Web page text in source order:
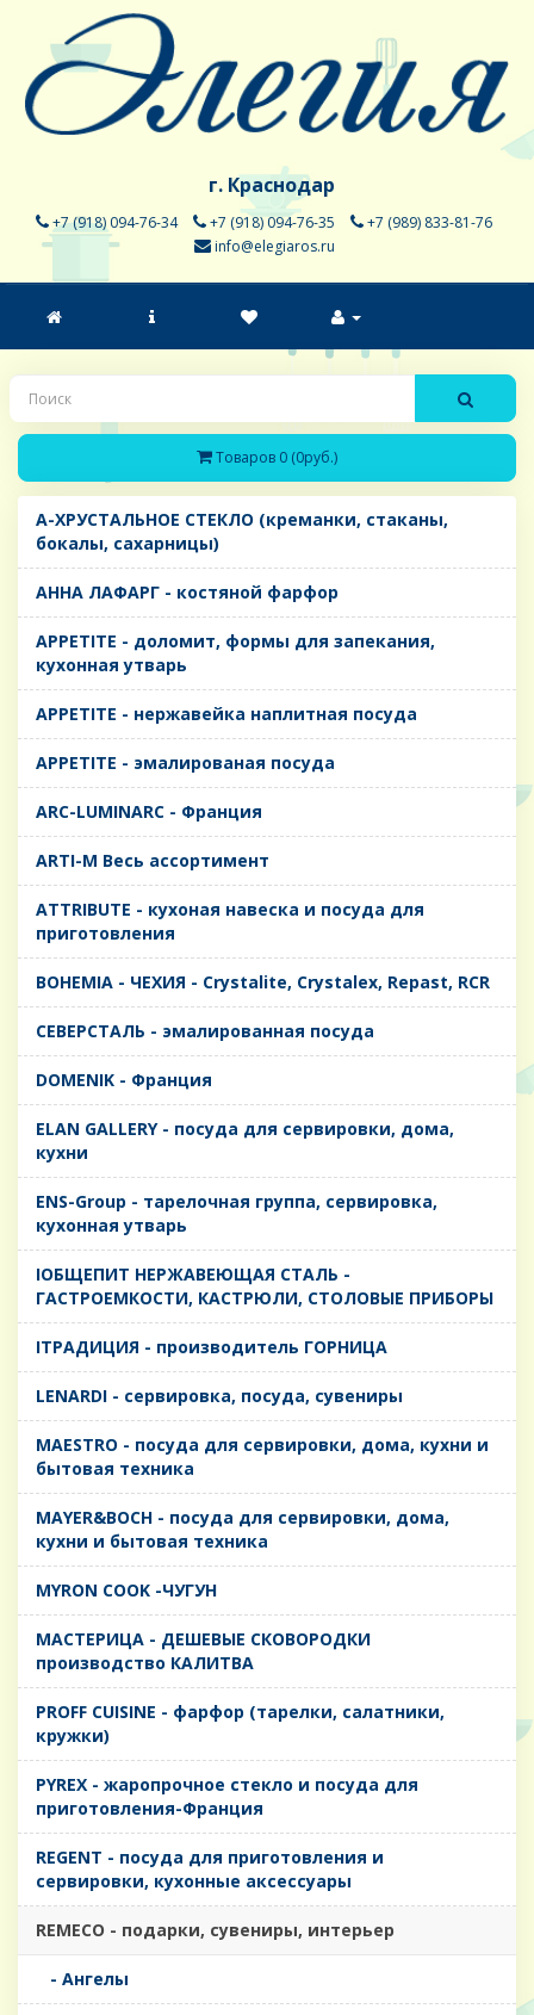
г. Краснодар
+7 (918) 094-76-34 +7 (918) 094-76-35
+7 (989) 833-81-76
info@elegiaros.ru
Товаров 0 (0руб.)
A-ХРУСТАЛЬНОЕ СТЕКЛО (креманки, стаканы,
бокалы, сахарницы)
AHHA ЛАФАРГ - костяной фарфор
APPETITE - доломит, формы для запекания,
кухонная утварь
APPETITE - нержавейка наплитная посуда
APPETITE - эмалированая посуда
ARC-LUMINARC - Франция
ARTI-M Весь ассортимент
ATTRIBUTE - кухоная навеска и посуда для
приготовления
BOHEMIA - ЧЕХИЯ - Crystalite, Crystalex, Repast, RCR
CЕВЕРСТАЛЬ - эмалированная посуда
DOMENIK - Франция
ELAN GALLERY - посуда для сервировки, дома,
кухни
ENS-Group - тарелочная группа, сервировка,
кухонная утварь
IОБЩЕПИТ НЕРЖАВЕЮЩАЯ СТАЛЬ -
ГАСТРОЕМКОСТИ, КАСТРЮЛИ, СТОЛОВЫЕ ПРИБОРЫ
IТРАДИЦИЯ - производитель ГОРНИЦА
LENARDI - сервировка, посуда, сувениры
MAESTRO - посуда для сервировки, дома, кухни и
бытовая техника
MAYER&BOCH - посуда для сервировки, дома,
кухни и бытовая техника
MYRON COOK -ЧУГУН
MАСТЕРИЦА - ДЕШЕВЫЕ СКОВОРОДКИ
производство КАЛИТВА
PROFF CUISINE - фарфор (тарелки, салатники,
кружки)
PYREX - жаропрочное стекло и посуда для
приготовления-Франция
REGENT - посуда для приготовления и
сервировки, кухонные аксессуары
REMECO - подарки, сувениры, интерьер
- Ангелы